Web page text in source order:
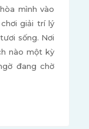
mình vào
giải trí lý
sống. Nơi
nào một kỳ
đang chờ